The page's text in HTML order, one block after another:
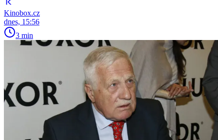
Kinobox.cz
dnes, 15:56
3 min